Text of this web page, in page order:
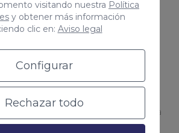
visitando nuestra Política
y obtener más información
clic en: Aviso legal
Configurar
Rechazar todo
una caída en el ranking de
clave objetivo, puede ser un
que tu sitio web ha perdido
los motores de búsqueda. Una
puede ayudarte a identificar los
y optimizar tu sitio web para